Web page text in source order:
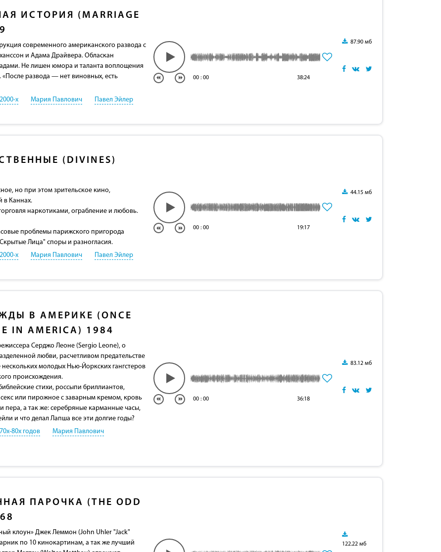
ИСТОРИЯ (MARRIAGE
современного американского развода с
и Адама Драйвера. Обласкан
Не лишен юмора и таланта воплощения
«После развода — нет виновных, есть
х Мария Павлович Павел Эйлер
00 : 00 38:24
87.90 мб
(DIVINES)
но при этом зрительское кино,
в Каннах.
наркотиками, ограбление и любовь.
проблемы парижского пригорода
Лица" споры и разногласия.
х Мария Павлович Павел Эйлер
00 : 00 19:17
44.15 мб
В АМЕРИКЕ (ONCE
IN AMERICA) 1984
Серджо Леоне (Sergio Leone), о
любви, расчетливом предательстве
нескольких молодых Нью-Йоркских гангстеров
происхождения.
стихи, россыпи бриллиантов,
или пирожное с заварным кремом, кровь
пера, а так же: серебряные карманные часы,
и что делал Лапша все эти долгие годы?
80х годов
Мария Павлович
00 : 00 36:18
83.12 мб
ПАРОЧКА (THE ODD
клоун» Джек Леммон (John Uhler "Jack"
по 10 кинокартинам, а так же лучший
122.22 мб